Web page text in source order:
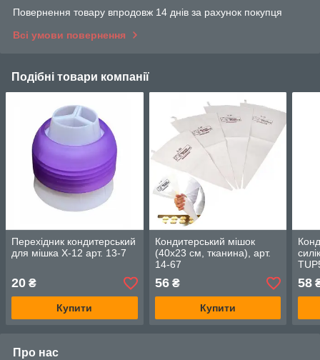
Повернення товару впродовж 14 днів за рахунок покупця
Всі умови повернення
Подібні товари компанії
Перехідник кондитерський
для мішка Х-12 арт. 13-7
20 ₴
Купити
Кондитерський мішок
(40х23 см, тканина), арт.
14-67
56₴
Купити
58
Про нас